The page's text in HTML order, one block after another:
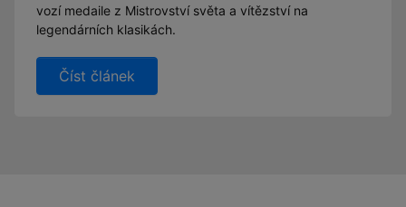
vozí medaile z Mistrovství světa a vítězství na
legendárních klasikách.
Číst článek